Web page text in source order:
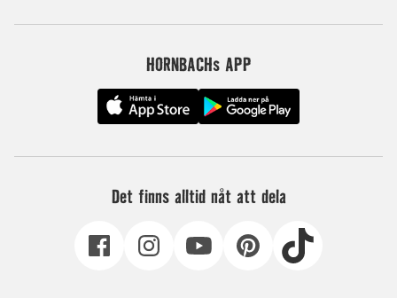
HORNBACHs APP
Det finns alltid nåt att dela